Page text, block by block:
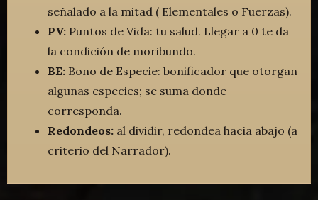
señalado a la mitad ( Elementales o Fuerzas).
PV: Puntos de Vida: tu salud. Llegar a 0 te da
la condición de moribundo.
BE: Bono de Especie: bonificador que otorgan
algunas especies; se suma donde
corresponda.
Redondeos: al dividir, redondea hacia abajo (a
criterio del Narrador).